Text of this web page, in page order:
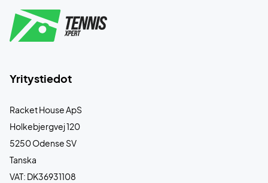
Yritystiedot
Racket House ApS
Holkebjergvej 120
5250 Odense SV
Tanska
VAT: DK36931108